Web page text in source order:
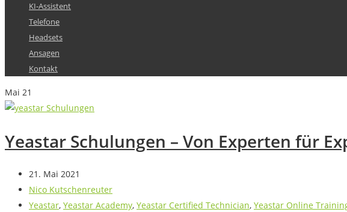
KI-Assistent
Telefone
Headsets
Ansagen
Kontakt
Mai 21
Yeastar Schulungen – Von Experten für
21. Mai 2021
Nico Kutschenreuter
Yeastar, Yeastar Academy, Yeastar Certified Technician, Yeastar Online